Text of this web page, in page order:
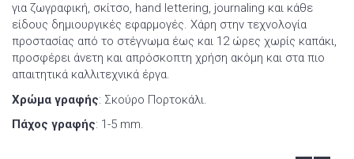
για ζωγραφική, σκίτσο, hand lettering, journaling και κάθε
είδους δημιουργικές εφαρμογές. Χάρη στην τεχνολογία
προστασίας από το στέγνωμα έως και 12 ώρες χωρίς καπάκι,
προσφέρει άνετη και απρόσκοπτη χρήση ακόμη και στα πιο
απαιτητικά καλλιτεχνικά έργα.
Χρώμα γραφής: Σκούρο Πορτοκάλι.
Πάχος γραφής: 1-5 mm.